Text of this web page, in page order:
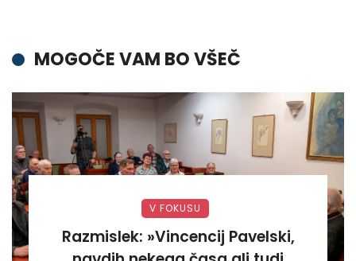
MOGOČE VAM BO VŠEČ
V FOKUSU
Razmislek: »Vincencij Pavelski,